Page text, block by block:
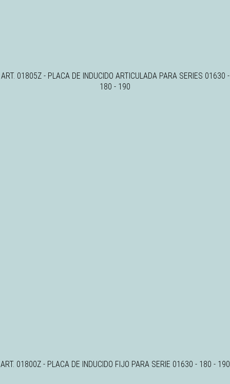
ART. 01805Z - PLACA DE INDUCIDO ARTICULADA PARA SERIES 01630 -
180 - 190
ART. 01800Z - PLACA DE INDUCIDO FIJO PARA SERIE 01630 - 180 - 190